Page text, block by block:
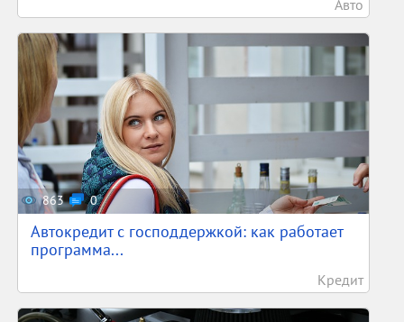
Авто
863 0
Автокредит с господдержкой: как работает
программа...
Кредит